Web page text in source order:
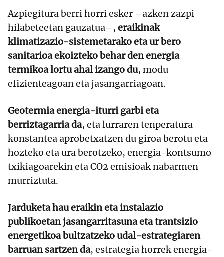
Azpiegitura berri horri esker –azken zazpi
hilabeteetan gauzatua–, eraikinak
klimatizazio-sistemetarako eta ur bero
sanitarioa ekoizteko behar den energia
termikoa lortu ahal izango du, modu
efizienteagoan eta jasangarriagoan.
Geotermia energia-iturri garbi eta
berriztagarria da, eta lurraren tenperatura
konstantea aprobetxatzen du giroa berotu eta
hozteko eta ura berotzeko, energia-kontsumo
txikiagoarekin eta CO2 emisioak nabarmen
murriztuta.
Jarduketa hau eraikin eta instalazio
publikoetan jasangarritasuna eta trantsizio
energetikoa bultzatzeko udal-estrategiaren
barruan sartzen da, estrategia horrek energia-